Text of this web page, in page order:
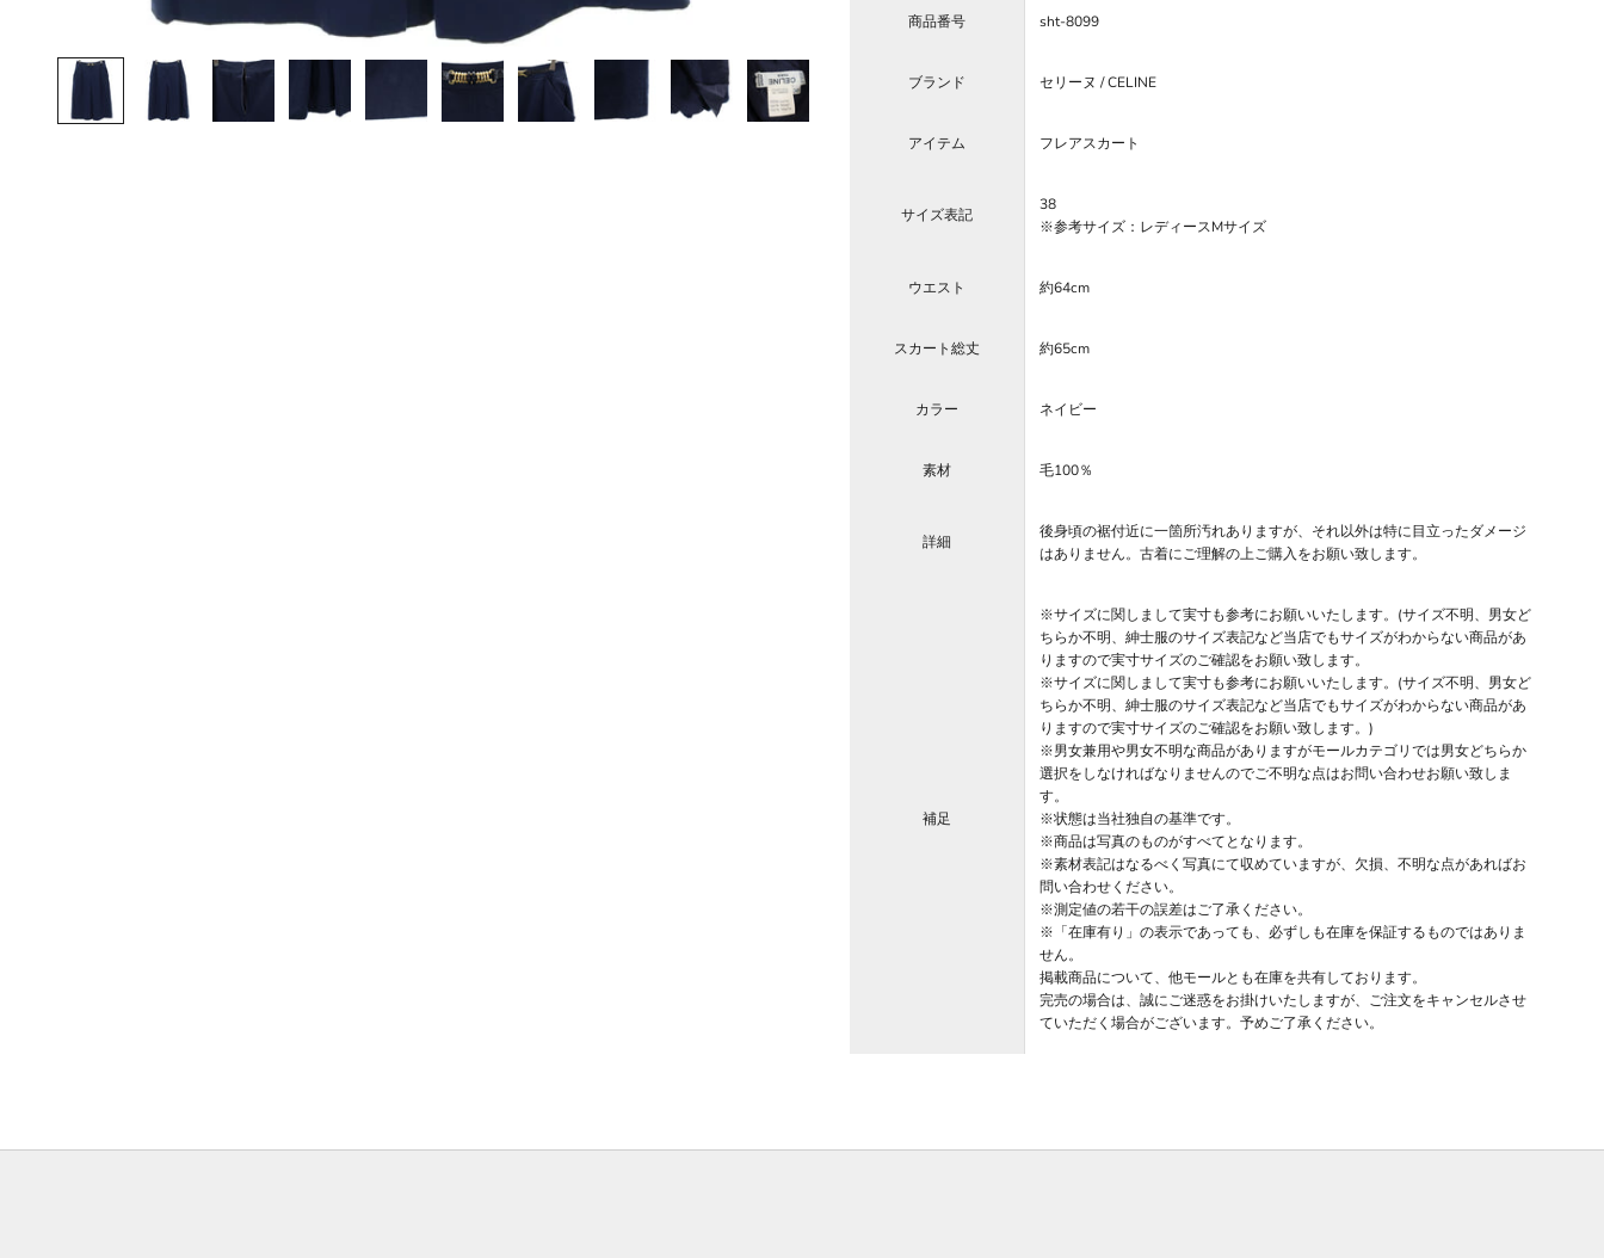
商品番号 sht-8099
ブランド セリーヌ / CELINE
アイテム フレアスカート
サイズ表記
38
※参考サイズ：レディースMサイズ
ウエスト 約64cm
スカート総丈 約65cm
カラー ネイビー
素材 毛100％
詳細
後身頃の裾付近に一箇所汚れありますが、それ以外は特に目立ったダメージ
はありません。古着にご理解の上ご購入をお願い致します。
補足
※サイズに関しまして実寸も参考にお願いいたします。(サイズ不明、男女ど
ちらか不明、紳士服のサイズ表記など当店でもサイズがわからない商品があ
りますので実寸サイズのご確認をお願い致します。
※サイズに関しまして実寸も参考にお願いいたします。(サイズ不明、男女ど
ちらか不明、紳士服のサイズ表記など当店でもサイズがわからない商品があ
りますので実寸サイズのご確認をお願い致します。)
※男女兼用や男女不明な商品がありますがモールカテゴリでは男女どちらか
選択をしなければなりませんのでご不明な点はお問い合わせお願い致しま
す。
※状態は当社独自の基準です。
※商品は写真のものがすべてとなります。
※素材表記はなるべく写真にて収めていますが、欠損、不明な点があればお
問い合わせください。
※測定値の若干の誤差はご了承ください。
※「在庫有り」の表示であっても、必ずしも在庫を保証するものではありま
せん。
掲載商品について、他モールとも在庫を共有しております。
完売の場合は、誠にご迷惑をお掛けいたしますが、ご注文をキャンセルさせ
ていただく場合がございます。予めご了承ください。